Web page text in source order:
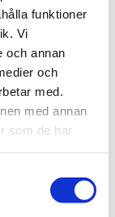
funktioner
Vi
och annan
och
med.
med annan
som de har